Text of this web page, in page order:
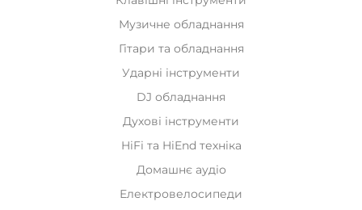
Електровелосипеди
Новинки
Лідери продажів
Рекомендуємо
Інформація
Оплата і доставка
Обмін та повернення
Про нас